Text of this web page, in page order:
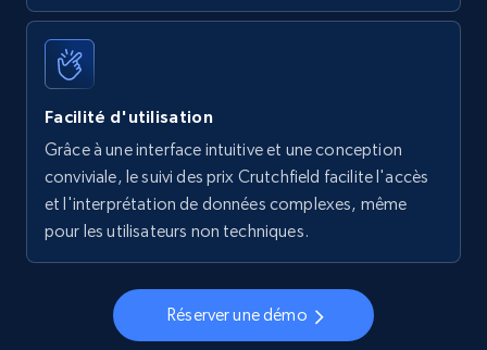
Facilité d'utilisation
Grâce à une interface intuitive et une conception
conviviale, le suivi des prix Crutchfield facilite l'accès
et l'interprétation de données complexes, même
pour les utilisateurs non techniques.
Réserver une démo